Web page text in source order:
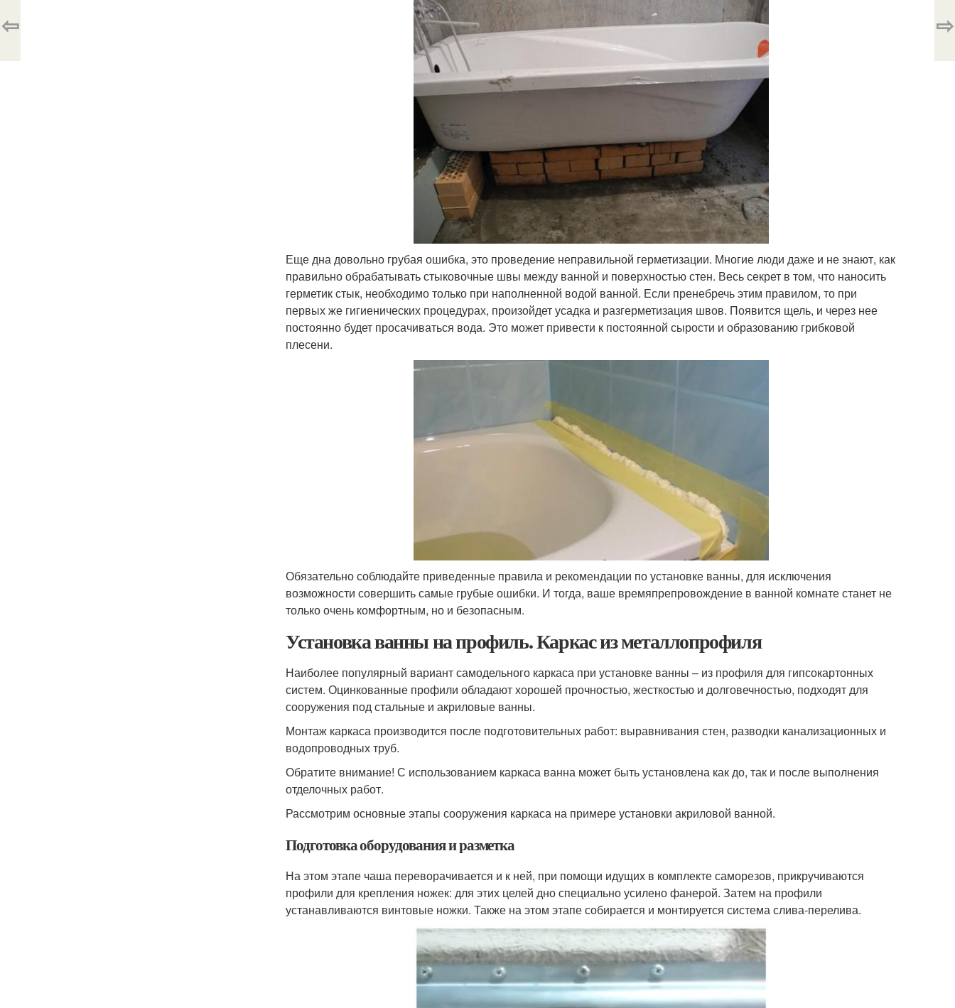
Еще дна довольно грубая ошибка, это проведение неправильной герметизации. Многие люди даже и не знают, как
правильно обрабатывать стыковочные швы между ванной и поверхностью стен. Весь секрет в том, что наносить
герметик стык, необходимо только при наполненной водой ванной. Если пренебречь этим правилом, то при
первых же гигиенических процедурах, произойдет усадка и разгерметизация швов. Появится щель, и через нее
постоянно будет просачиваться вода. Это может привести к постоянной сырости и образованию грибковой
плесени.
Обязательно соблюдайте приведенные правила и рекомендации по установке ванны, для исключения
возможности совершить самые грубые ошибки. И тогда, ваше времяпрепровождение в ванной комнате станет не
только очень комфортным, но и безопасным.
Установка ванны на профиль. Каркас из металлопрофиля
Наиболее популярный вариант самодельного каркаса при установке ванны – из профиля для гипсокартонных
систем. Оцинкованные профили обладают хорошей прочностью, жесткостью и долговечностью, подходят для
сооружения под стальные и акриловые ванны.
Монтаж каркаса производится после подготовительных работ: выравнивания стен, разводки канализационных и
водопроводных труб.
Обратите внимание! С использованием каркаса ванна может быть установлена как до, так и после выполнения
отделочных работ.
Рассмотрим основные этапы сооружения каркаса на примере установки акриловой ванной.
Подготовка оборудования и разметка
На этом этапе чаша переворачивается и к ней, при помощи идущих в комплекте саморезов, прикручиваются
профили для крепления ножек: для этих целей дно специально усилено фанерой. Затем на профили
устанавливаются винтовые ножки. Также на этом этапе собирается и монтируется система слива-перелива.
⇦ ⇨